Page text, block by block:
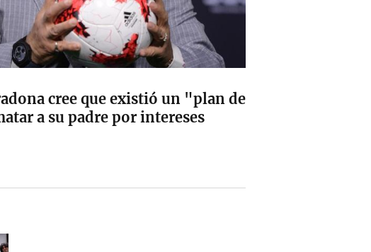
cree que existió un "plan de
a su padre por intereses